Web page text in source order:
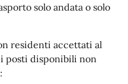
solo andata o solo
residenti accettati al
posti disponibili non